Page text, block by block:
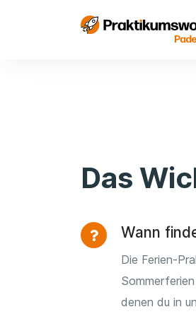
Das
Wann
Die Ferien-
denen du in